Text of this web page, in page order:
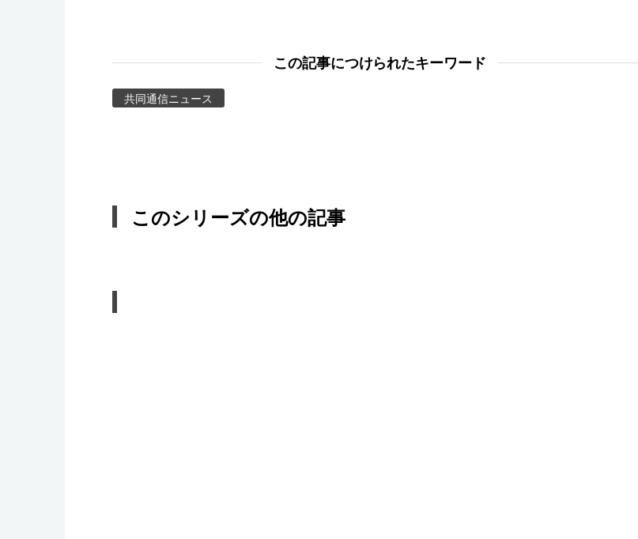
この記事につけられたキーワード
共同通信ニュース
このシリーズの他の記事